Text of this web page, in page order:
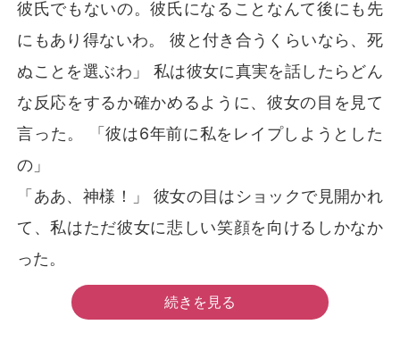
彼氏でもないの。彼氏になることなんて後にも先
にもあり得ないわ。 彼と付き合うくらいなら、死
ぬことを選ぶわ」 私は彼女に真実を話したらどん
な反応をするか確かめるように、彼女の目を見て
言った。 「彼は6年前に私をレイプしようとした
の」
「ああ、神様！」 彼女の目はショックで見開かれ
て、私はただ彼女に悲しい笑顔を向けるしかなか
った。
続きを見る